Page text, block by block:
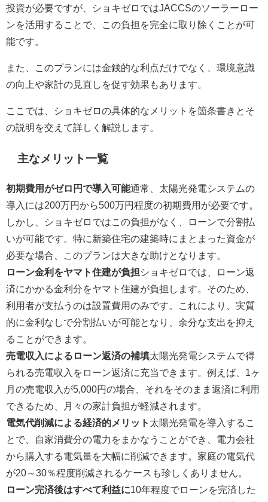
投資が必要ですが、ショキゼロではJACCSのソーラーロー
ンを活用することで、この負担を完全に取り除くことが可
能です。
また、このプランには金銭的な利点だけでなく、環境意識
の向上や家計の見直しを促す効果もあります。
ここでは、ショキゼロの具体的なメリットを箇条書きとそ
の説明を交えて詳しく解説します。
主なメリット一覧
初期費用がゼロ円で導入可能通常、太陽光発電システムの
導入には200万円から500万円程度の初期費用が必要です。
しかし、ショキゼロではこの負担がなく、ローンで分割払
いが可能です。特に新築住宅の建築時にまとまった資金が
必要な場合、このプランは大きな助けとなります。
ローン金利をヤマト住建が負担ショキゼロでは、ローン返
済にかかる金利分をヤマト住建が負担します。そのため、
利用者が支払うのは設置費用のみです。これにより、実質
的に金利なしで分割払いが可能となり、余分な支出を抑え
ることができます。
売電収入によるローン返済の補填太陽光発電システムで得
られる売電収入をローン返済に充当できます。例えば、1ヶ
月の売電収入が5,000円の場合、それをそのまま返済に利用
できるため、月々の家計負担が軽減されます。
電気代削減による経済的メリット 太陽光発電を導入するこ
とで、自家消費分の電力をまかなうことができ、電力会社
から購入する電気量を大幅に削減できます。家庭の電気代
が20～30％程度削減されるケースも珍しくありません。
ローン完済後はすべて利益に10年程度でローンを完済した